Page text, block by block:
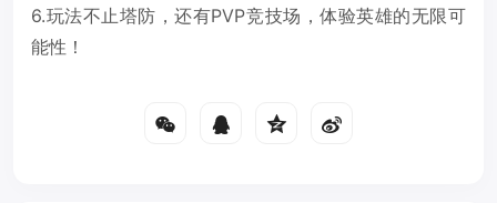
6.玩法不止塔防，还有PVP竞技场，体验英雄的无限可
能性！